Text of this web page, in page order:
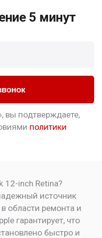
5 минут
вы подтверждаете,
политики
inch Retina?
источник
области ремонта и
гарантирует, что
быстро и